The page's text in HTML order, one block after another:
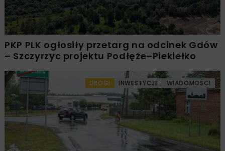
PKP PLK ogłosiły przetarg na odcinek Gdów
– Szczyrzyc projektu Podłęże–Piekiełko
DROGI INWESTYCJE WIADOMOŚCI